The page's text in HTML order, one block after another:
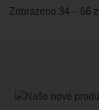
Zobrazeno 34 – 66